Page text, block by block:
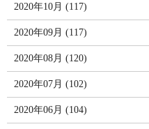
2020年10月 (117)
2020年09月 (117)
2020年08月 (120)
2020年07月 (102)
2020年06月 (104)